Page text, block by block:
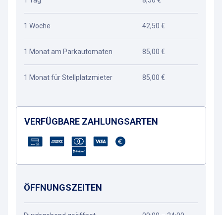
1 Woche 42,50 €
1 Monat am Parkautomaten 85,00 €
1 Monat für Stellplatzmieter 85,00 €
VERFÜGBARE ZAHLUNGSARTEN
ÖFFNUNGSZEITEN